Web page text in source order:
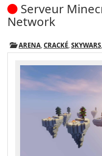
Serveur
Network
ARENA,CRACKÉ,SKYWARS,